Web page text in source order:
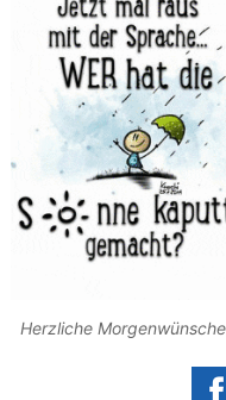
Herzliche